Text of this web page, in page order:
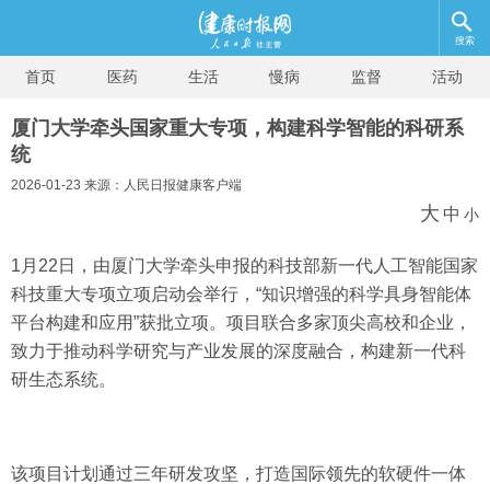
搜索
首页 医药 生活 慢病 监督 活动
厦门大学牵头国家重大专项，构建科学智能的科研系
统
2026-01-23 来源：人民日报健康客户端
大 中 小
1月22日，由厦门大学牵头申报的科技部新一代人工智能国家
科技重大专项立项启动会举行，“知识增强的科学具身智能体
平台构建和应用”获批立项。项目联合多家顶尖高校和企业，
致力于推动科学研究与产业发展的深度融合，构建新一代科
研生态系统。
该项目计划通过三年研发攻坚，打造国际领先的软硬件一体